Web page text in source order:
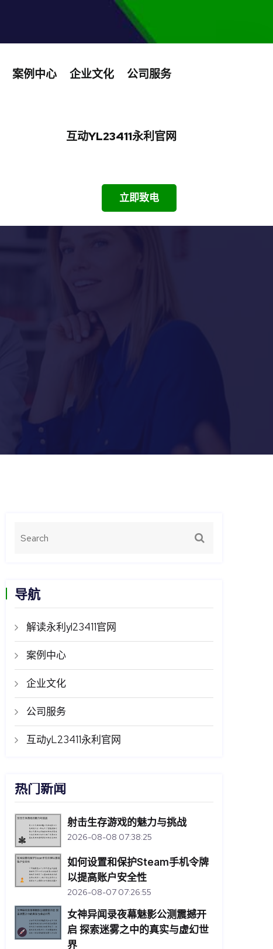
案例中心 企业文化 公司服务
互动yL23411永利官网
立即致电
导航
解读永利yl23411官网
案例中心
企业文化
公司服务
互动yL23411永利官网
热门新闻
射击生存游戏的魅力与挑战
2026-08-08 07:38:25
如何设置和保护Steam手机令牌
以提高账户安全性
2026-08-07 07:26:55
女神异闻录夜幕魅影公测震撼开
启 探索迷雾之中的真实与虚幻世
界